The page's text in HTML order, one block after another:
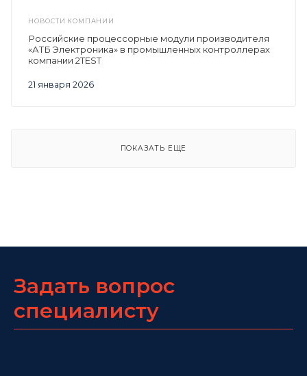
НОВОСТИ КОМПАНИИ
21 января 2026
Российские процессорные модули производителя
«АТБ Электроника» в промышленных контроллерах
компании 2TEST
ПОКАЗАТЬ ЕЩЕ
Задать вопрос
специалисту